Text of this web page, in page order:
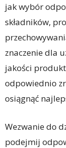
jak wybór
składników,
znaczenie dla
jakości
odpowiednio
osiągnąć
Wezwanie do
podejmij